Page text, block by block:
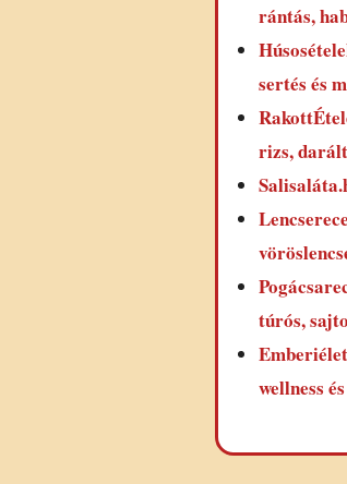
rántás,
sertés és
rizs,
túrós,
wellness